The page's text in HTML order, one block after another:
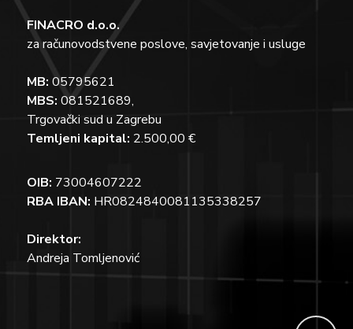
FINACRO d.o.o.
za računovodstvene poslove, savjetovanje i usluge
MB: 05795621
MBS: 081521689,
Trgovački sud u Zagrebu
Temljeni kapital: 2.500,00 €
OIB: 73004607222
RBA IBAN: HR0824840081135338257
Direktor:
Andreja Tomljenović